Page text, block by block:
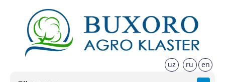
uz ru en